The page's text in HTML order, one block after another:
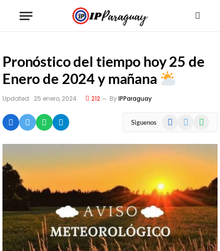
Pronóstico del tiempo hoy 25 de
Enero de 2024 y mañana
Updated: 25 enero, 2024 212 ByIPParaguay
Siguenos Facebook